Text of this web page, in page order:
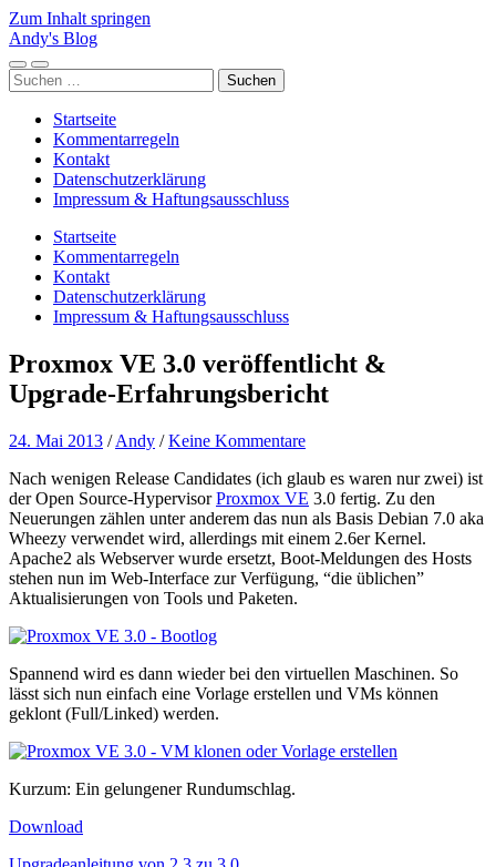
Zum Inhalt springen
Andy's Blog
Mobile-
Menü
Suchfeld
ein-/ausblenden
Suchen
nach:
Startseite
Kommentarregeln
Kontakt
Datenschutzerklärung
Impressum & Haftungsausschluss
Startseite
Kommentarregeln
Kontakt
Datenschutzerklärung
Impressum & Haftungsausschluss
Proxmox VE 3.0 veröffentlicht &
Upgrade-Erfahrungsbericht
24. Mai 2013 /Andy /Keine Kommentare
Nach wenigen Release Candidates (ich glaub es waren nur zwei) ist
der Open Source-HypervisorProxmox VE 3.0 fertig. Zu den
Neuerungen zählen unter anderem das nun als Basis Debian 7.0 aka
Wheezy verwendet wird, allerdings mit einem 2.6er Kernel.
Apache2 als Webserver wurde ersetzt, Boot-Meldungen des Hosts
stehen nun im Web-Interface zur Verfügung, “die üblichen”
Aktualisierungen von Tools und Paketen.
Spannend wird es dann wieder bei den virtuellen Maschinen. So
lässt sich nun einfach eine Vorlage erstellen und VMs können
geklont (Full/Linked) werden.
Kurzum: Ein gelungener Rundumschlag.
Download